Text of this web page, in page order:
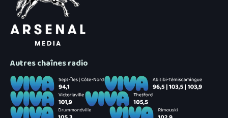
Autres chaînes radio